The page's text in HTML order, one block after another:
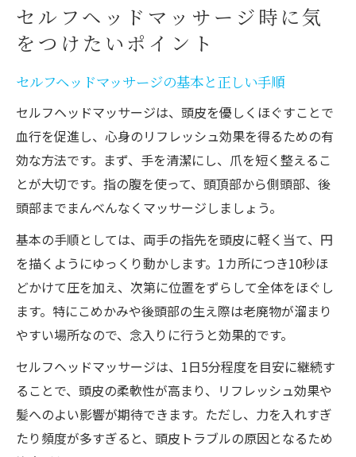
セルフヘッドマッサージ時に気
をつけたいポイント
セルフヘッドマッサージの基本と正しい手順
セルフヘッドマッサージは、頭皮を優しくほぐすことで
血行を促進し、心身のリフレッシュ効果を得るための有
効な方法です。まず、手を清潔にし、爪を短く整えるこ
とが大切です。指の腹を使って、頭頂部から側頭部、後
頭部までまんべんなくマッサージしましょう。
基本の手順としては、両手の指先を頭皮に軽く当て、円
を描くようにゆっくり動かします。1カ所につき10秒ほ
どかけて圧を加え、次第に位置をずらして全体をほぐし
ます。特にこめかみや後頭部の生え際は老廃物が溜まり
やすい場所なので、念入りに行うと効果的です。
セルフヘッドマッサージは、1日5分程度を目安に継続す
ることで、頭皮の柔軟性が高まり、リフレッシュ効果や
髪へのよい影響が期待できます。ただし、力を入れすぎ
たり頻度が多すぎると、頭皮トラブルの原因となるため